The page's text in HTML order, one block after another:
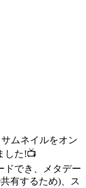
サムネイルをオン
した!📺
ドでき、メタデー
有するため)、ス